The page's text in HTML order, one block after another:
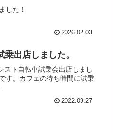
した！
2026.02.03
出店しました。
ト自転車試乗会出店しまし
す。カフェの待ち時間に試乗
2022.09.27